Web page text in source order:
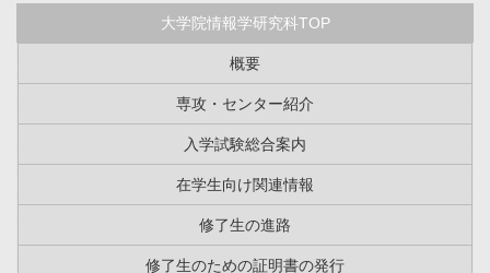
大学院情報学研究科TOP
概要
専攻・センター紹介
入学試験総合案内
在学生向け関連情報
修了生の進路
修了生のための証明書の発行